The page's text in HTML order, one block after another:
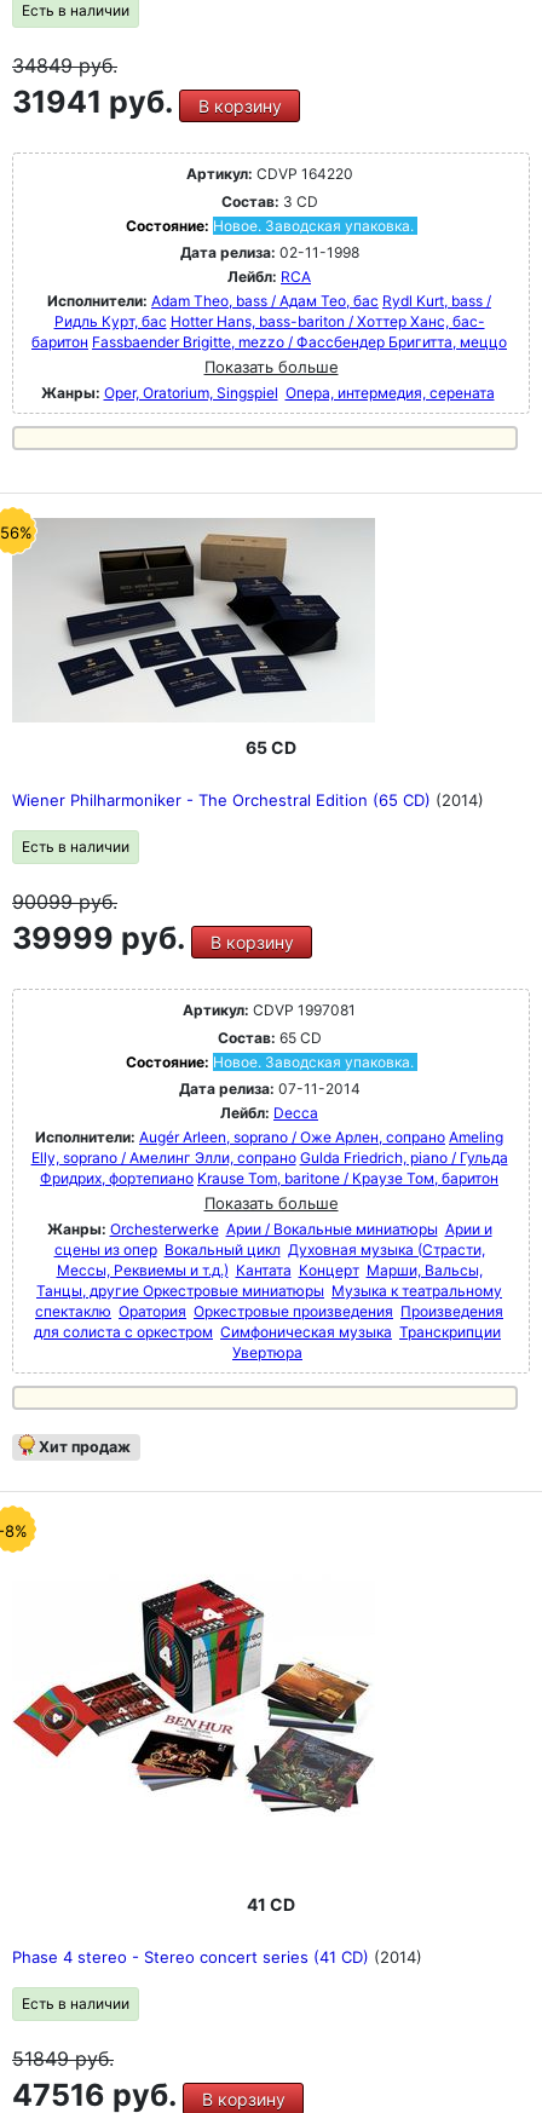
Есть в наличии
34849руб.
31941 руб. В корзину
Артикул: CDVP 164220
Состав: 3 CD
Состояние: Новое. Заводская упаковка.
Дата релиза: 02-11-1998
Лейбл: RCA
Исполнители: Adam Theo, bass / Адам Тео, бас Rydl Kurt, bass /
Ридль Курт, бас Hotter Hans, bass-bariton / Хоттер Ханс, бас-
баритон Fassbaender Brigitte, mezzo / Фассбендер Бригитта, меццо
Показать больше
Жанры: Oper, Oratorium, Singspiel Опера, интермедия, серената
65 CD
Wiener Philharmoniker - The Orchestral Edition (65 CD) (2014)
Есть в наличии
90099руб.
39999 руб. В корзину
Артикул: CDVP 1997081
Состав: 65 CD
Состояние: Новое. Заводская упаковка.
Дата релиза: 07-11-2014
Лейбл: Decca
Исполнители: Augér Arleen, soprano / Оже Арлен, сопрано Ameling
Elly, soprano / Амелинг Элли, сопрано Gulda Friedrich, piano / Гульда
Фридрих, фортепиано Krause Tom, baritone / Краузе Том, баритон
Показать больше
Жанры: Orchesterwerke Арии / Вокальные миниатюры Арии и
сцены из опер Вокальный цикл Духовная музыка (Страсти,
Мессы, Реквиемы и т.д.) Кантата Концерт Марши, Вальсы,
Танцы, другие Оркестровые миниатюры Музыка к театральному
спектаклю Оратория Оркестровые произведения Произведения
для солиста с оркестром Симфоническая музыка Транскрипции
Увертюра
Хит продаж
8%
41 CD
Phase 4 stereo - Stereo concert series (41 CD) (2014)
Есть в наличии
51849руб.
47516 руб. В корзину